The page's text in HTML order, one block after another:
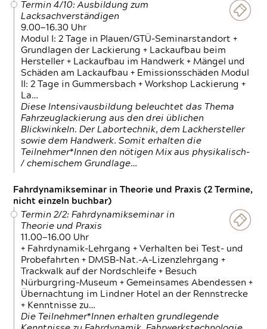
Termin 4/10: Ausbildung zum
Lacksachverständigen
9.00—16.30 Uhr
Modul I: 2 Tage in Plauen/GTÜ-Seminarstandort +
Grundlagen der Lackierung + Lackaufbau beim
Hersteller + Lackaufbau im Handwerk + Mängel und
Schäden am Lackaufbau + Emissionsschäden Modul
II: 2 Tage in Gummersbach + Workshop Lackierung +
La…
Diese Intensivausbildung beleuchtet das Thema
Fahrzeuglackierung aus den drei üblichen
Blickwinkeln. Der Labortechnik, dem Lackhersteller
sowie dem Handwerk. Somit erhalten die
Teilnehmer*Innen den nötigen Mix aus physikalisch-
/ chemischem Grundlage…
Fahrdynamikseminar in Theorie und Praxis (2 Termine,
nicht einzeln buchbar)
Termin 2/2: Fahrdynamikseminar in
Theorie und Praxis
11.00—16.00 Uhr
+ Fahrdynamik-Lehrgang + Verhalten bei Test- und
Probefahrten + DMSB-Nat.-A-Lizenzlehrgang +
Trackwalk auf der Nordschleife + Besuch
Nürburgring-Museum + Gemeinsames Abendessen +
Übernachtung im Lindner Hotel an der Rennstrecke
+ Kenntnisse zu…
Die Teilnehmer*Innen erhalten grundlegende